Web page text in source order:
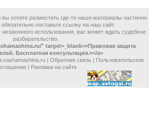
хотите разместить где-то наши материалы частично
поставьте ссылку на наш сайт.
использования, вас может ждать судебное
разбирательство.
" target=_blank>«Правовая защита
Бесплатная консультация.»</a>
| Обратная связь | Пользовательское
| Реклама на сайте